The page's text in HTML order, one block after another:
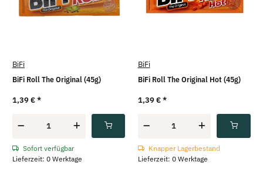
BiFi
BiFi Roll The Original (45g)
1,39 €*
Sofort verfügbar
Lieferzeit: 0 Werktage
BiFi
BiFi Roll The Original Hot (45g)
1,39 €*
Knapper Lagerbestand
Lieferzeit: 0 Werktage